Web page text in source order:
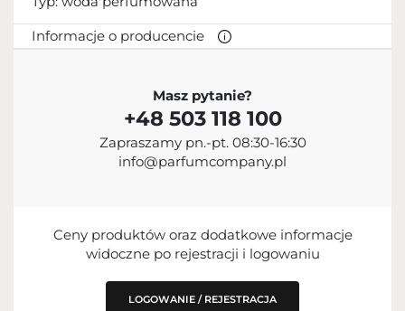
Informacje o producencie
Afnan Perfumes LLC
+971 6 747 4441
Sheikh Ammar Bin Humaid Street, Al Jurf Industrial
PODMIOT ODPOWIEDZIALNY ZA
WPROWADZENIE DO UE
Masz pytanie?
+48 503 118 100
Zapraszamy pn.-pt. 08:30-16:30
info@parfumcompany.pl
Ceny produktów oraz dodatkowe informacje
widoczne po rejestracji i logowaniu
LOGOWANIE / REJESTRACJA